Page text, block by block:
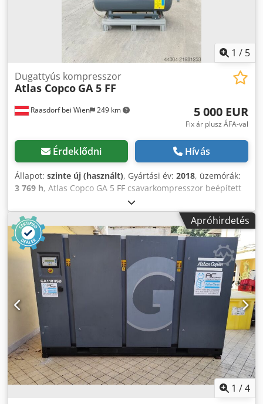
1 / 5
Raasdorf bei Wien 249 km
Dugattyús kompresszor
Atlas Copco GA 5 FF
5 000 EUR
Fix ár plusz ÁFA-val
Érdeklődni Hívás
Állapot: szinte új (használt), Gyártási év: 2018, üzemórák:
3 769 h, Atlas Copco GA 5 FF csavarkompresszor beépített
hűtveszárítóval. Motor & Teljesítmény: • Főmotor névleges
teljesítménye: 5,5 kW (7,5 LE) • Motorhatékonyság:
Általában IE3 (IP55 védettség) • Feszültség / Frekvencia: 400
V / 50 Hz (3 fázis) • Indítási mód: csillag-háromszög Nyomás
és szállítási mennyiség: 7,5 bar 15,0 l/s (900 l/perc) ~54,0
m3/h 8,5 bar 13,2 l/s (792 l/perc) ~47,5 m3/h 10 bar 12,5 l/s
(750 l/perc) ~45,0 m3/h 13 bar 8,4 l/s (504 l/perc) ~30,2
m3/h Tartály térfogata: 270 l Beépített hűtveszárító: •
Nyomáspont: +3 °C • További teljesítményfelvétel: kb. 0,22
kW • Kondenzátum-leeresztő: Elektronikus,
veszteségmentes Zajszint és környezet: • Hangnyomás: 60–
63 dB(A) (nagyon halk, teljes burkolat miatt akár
munkahelyen is elhelyezhető) • Megengedett környezeti
hőmérséklet: +1 °C – +46 °C Cjdpfx Akjy T Icgeterf Méretek
& Súly: • Hossz x Szélesség x Magasság: kb. 1500 mm x 730
mm x 1710 mm • Súly: kb. 360 kg Vezérlés: • Típus:
Elektronikon Üzemóra: 1170 h Gyártás éve: 2018 Ár: 5 000.-
Apróhirdetés
1 /4